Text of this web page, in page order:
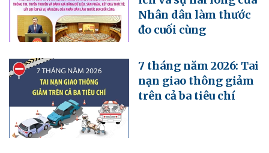
Nhân dân làm thước
đo cuối cùng
7 tháng năm 2026: Tai
nạn giao thông giảm
trên cả ba tiêu chí